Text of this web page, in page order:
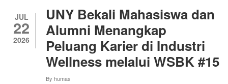
JUL
22
2026
UNY Bekali Mahasiswa dan
Alumni Menangkap
Peluang Karier di Industri
Wellness melalui WSBK #15
By humas